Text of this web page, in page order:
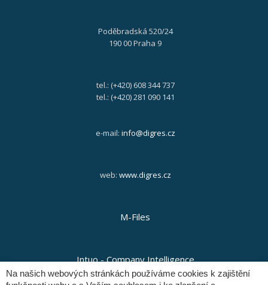
Poděbradská 520/24
190 00 Praha 9
tel.: (+420) 608 344 737
tel.: (+420) 281 090 141
e-mail: info@digres.cz
web: www.digres.cz
M-Files
Intuo - Company Intelligence
Na našich webových stránkách používáme cookies k zajištění